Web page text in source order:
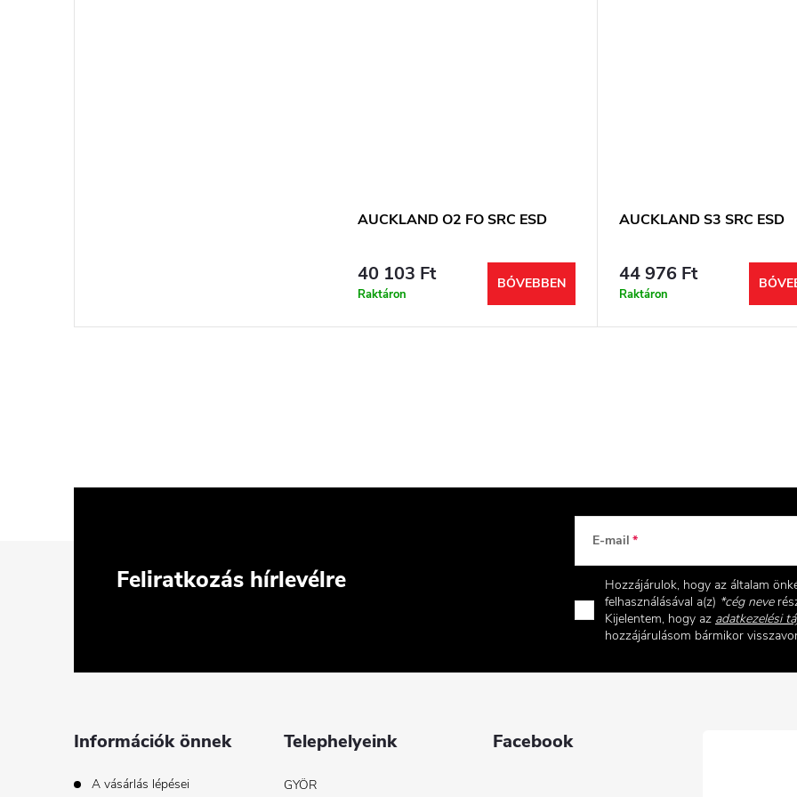
AUCKLAND O2 FO SRC ESD
40 103 Ft
Raktáron
BŐVEBBEN
AUCKLAND S3 SRC ESD
44 976 Ft
Raktáron
Feliratkozás hírlevélre
E-mail
Hozzájárulok, hogy az általam
felhasználásával a(z) *cég neve
Kijelentem, hogy az adatkezelési
hozzájárulásom bármikor
Információk önnek
A vásárlás lépései
Telephelyeink
GYÖR
Facebook